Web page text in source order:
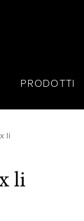
PRODOTTI
li
li